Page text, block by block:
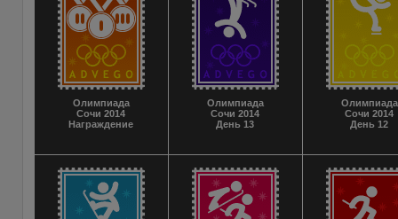
Олимпиада
Сочи 2014
Награждение
Олимпиада
Сочи 2014
День 13
Олимпиада
Сочи 2014
День 12